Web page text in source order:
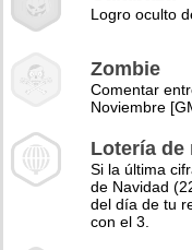
Logro oculto
Zombie
Comentar
Noviembre
Lotería de
Si la última
de Navidad
del día de tu
con el 3.